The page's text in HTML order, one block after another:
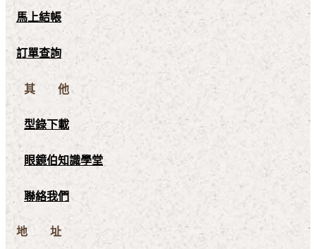
馬上結帳
訂單查詢
其 他
型錄下載
眼鏡伯知識學堂
聯絡我們
地 址